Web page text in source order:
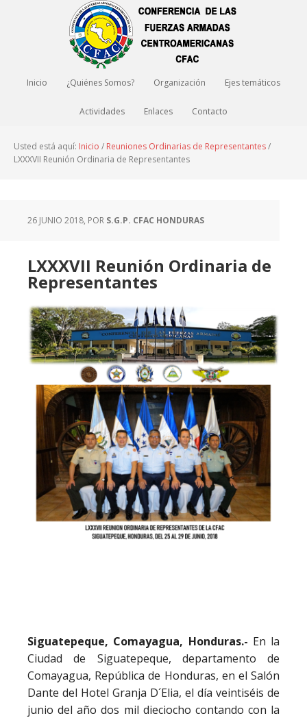
Inicio ¿Quiénes Somos? Organización Ejes temáticos
Actividades Enlaces Contacto
Usted está aquí: Inicio / Reuniones Ordinarias de Representantes/
LXXXVII Reunión Ordinaria de Representantes
26 JUNIO 2018, POR S.G.P. CFAC HONDURAS
LXXXVII Reunión Ordinaria de
Representantes
Siguatepeque, Comayagua, Honduras.- En la
Ciudad de Siguatepeque, departamento de
Comayagua, República de Honduras, en el Salón
Dante del Hotel Granja D´Elia, el día veintiséis de
junio del año dos mil dieciocho contando con la